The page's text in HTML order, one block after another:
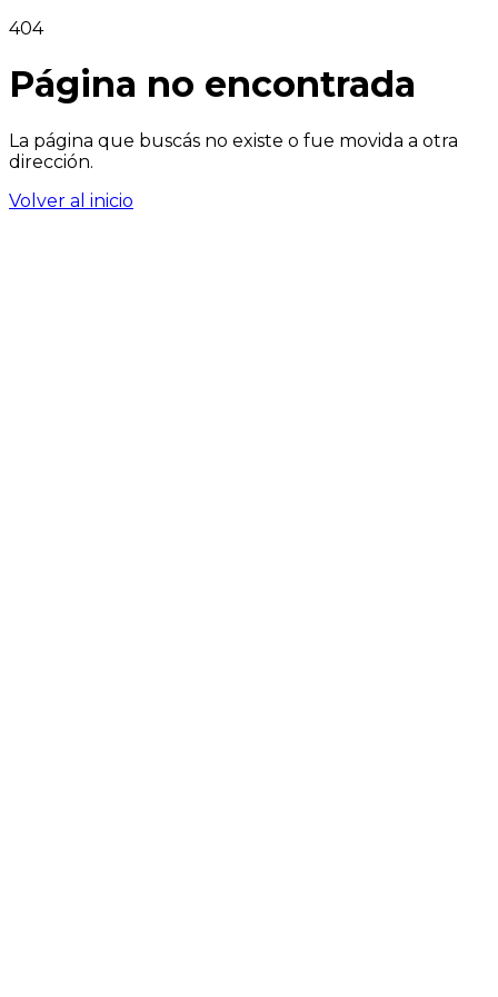
404
Página no encontrada
La página que buscás no existe o fue movida a otra
dirección.
Volver al inicio